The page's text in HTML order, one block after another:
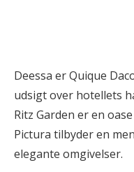
Deessa er Quique
udsigt over hotellets
Ritz Garden er en
Pictura tilbyder en
elegante omgivelser.